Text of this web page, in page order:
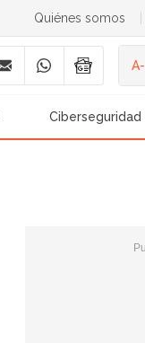
Quiénes somos
A-
Ciberseguridad